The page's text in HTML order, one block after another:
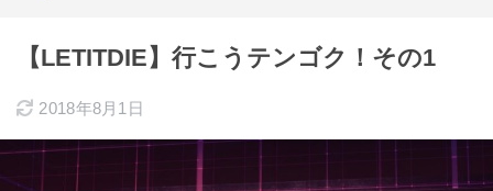
【LETITDIE】行こうテンゴク！その1
2018年8月1日